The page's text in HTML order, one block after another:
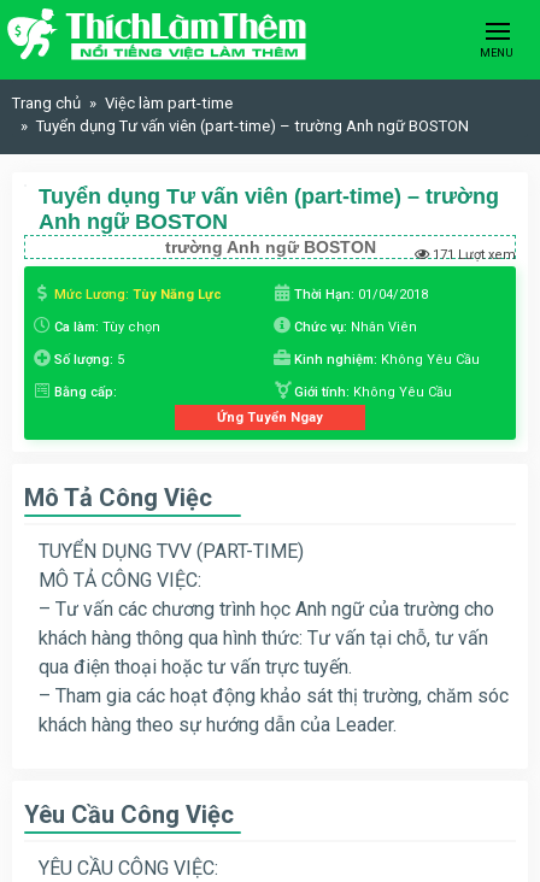
Skip to content
MENU
Trang chủ
Việc làm part-time
Tuyển dụng Tư vấn viên (part-time) – trường Anh ngữ BOSTON
Tuyển dụng Tư vấn viên (part-time) – trường
Anh ngữ BOSTON
trường Anh ngữ BOSTON 171 Lượt xem
Mức Lương: Tùy Năng Lực Thời Hạn: 01/04/2018
Ca làm: Tùy chọn Chức vụ: Nhân Viên
Số lượng: 5 Kinh nghiệm: Không Yêu Cầu
Bằng cấp: Giới tính: Không Yêu Cầu
Ứng Tuyển Ngay
Mô Tả Công Việc
TUYỂN DỤNG TVV (PART-TIME)
MÔ TẢ CÔNG VIỆC:
– Tư vấn các chương trình học Anh ngữ của trường cho
khách hàng thông qua hình thức: Tư vấn tại chỗ, tư vấn
qua điện thoại hoặc tư vấn trực tuyến.
– Tham gia các hoạt động khảo sát thị trường, chăm sóc
khách hàng theo sự hướng dẫn của Leader.
Yêu Cầu Công Việc
YÊU CẦU CÔNG VIỆC: